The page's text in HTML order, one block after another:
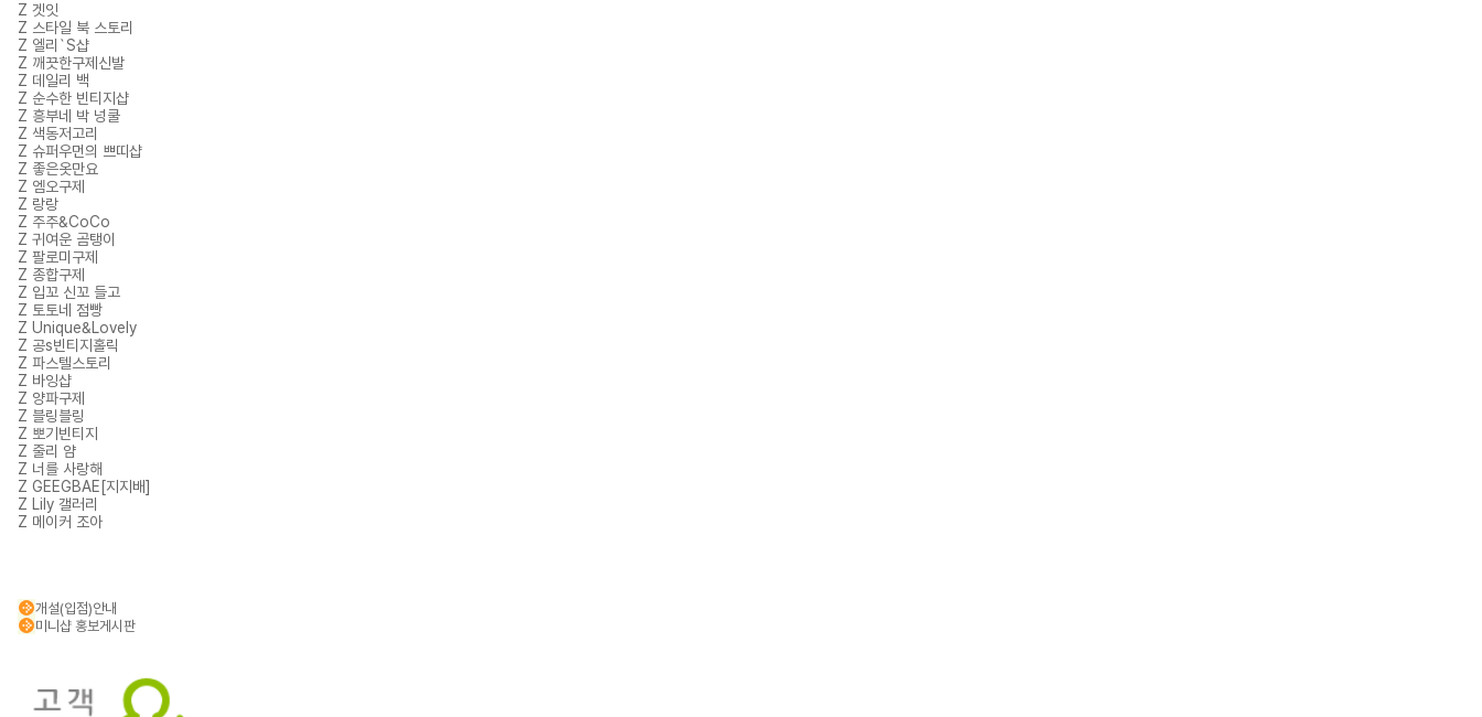
Z 겟잇
Z 스타일 북 스토리
Z 엘리`S샵
Z 깨끗한구제신발
Z 데일리 백
Z 순수한 빈티지샵
Z 흥부네 박 넝쿨
Z 색동저고리
Z 슈퍼우먼의 쁘띠샵
Z 좋은옷만요
Z 엠오구제
Z 랑랑
Z 주주&CoCo
Z 귀여운 곰탱이
Z 팔로미구제
Z 종합구제
Z 입꼬 신꼬 들고
Z 토토네 점빵
Z Unique&Lovely
Z 공s빈티지홀릭
Z 파스텔스토리
Z 바잉샵
Z 양파구제
Z 블링블링
Z 뽀기빈티지
Z 줄리 얌
Z 너를 사랑해
Z GEEGBAE[지지배]
Z Lily 갤러리
Z 메이커 조아
개설(입점)안내
미니샵 홍보게시판